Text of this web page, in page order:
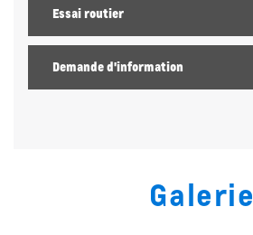
Galerie
Essai routier
Demande d'information